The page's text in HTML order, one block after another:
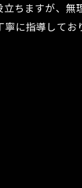
ちますが、
に指導して